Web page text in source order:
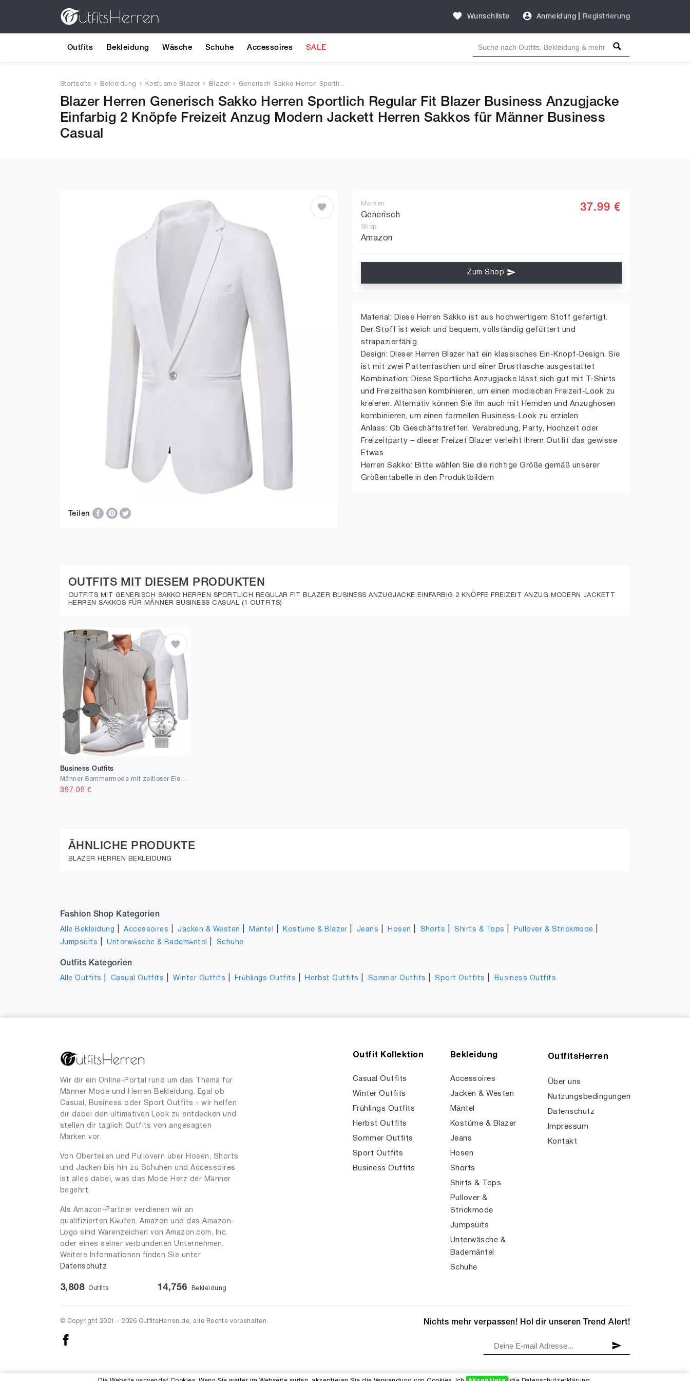
Wunschliste Anmeldung Registrierung
Outfits Bekleidung Wäsche Schuhe Accessoires SALE
Startseite Bekleidung Kostueme Blazer Blazer Generisch Sakko Herren Sportli...
Blazer Herren Generisch Sakko Herren Sportlich Regular Fit Blazer Business Anzugjacke
Einfarbig 2 Knöpfe Freizeit Anzug Modern Jackett Herren Sakkos für Männer Business
Casual
Teilen
Marken
Generisch
Shop
Amazon
37.99 €
Zum Shop
Material: Diese Herren Sakko ist aus hochwertigem Stoff gefertigt.
Der Stoff ist weich und bequem, vollständig gefüttert und
strapazierfähig
Design: Dieser Herren Blazer hat ein klassisches Ein-Knopf-Design. Sie
ist mit zwei Pattentaschen und einer Brusttasche ausgestattet
Kombination: Diese Sportliche Anzugjacke lässt sich gut mit T-Shirts
und Freizeithosen kombinieren, um einen modischen Freizeit-Look zu
kreieren. Alternativ können Sie ihn auch mit Hemden und Anzughosen
kombinieren, um einen formellen Business-Look zu erzielen
Anlass: Ob Geschäftstreffen, Verabredung, Party, Hochzeit oder
Freizeitparty – dieser Freizet Blazer verleiht Ihrem Outfit das gewisse
Etwas
Herren Sakko: Bitte wählen Sie die richtige Größe gemäß unserer
Größentabelle in den Produktbildern
OUTFITS MIT DIESEM PRODUKTEN
OUTFITS MIT GENERISCH SAKKO HERREN SPORTLICH REGULAR FIT BLAZER BUSINESS ANZUGJACKE EINFARBIG 2 KNÖPFE FREIZEIT ANZUG MODERN JACKETT
HERREN SAKKOS FÜR MÄNNER BUSINESS CASUAL (1 OUTFITS)
Business Outfits
397.09 €
ÄHNLICHE PRODUKTE
BLAZER HERREN BEKLEIDUNG
Fashion Shop Kategorien
Alle Bekleidung |Accessoires |Jacken & Westen Mäntel Kostüme & Blazer Jeans Hosen Shorts |Shirts & Tops Pullover & Strickmode
Jumpsuits |Unterwäsche & Bademäntel Schuhe
Outfits Kategorien
Alle Outfits Casual Outfits |Winter Outfits Frühlings Outfits Herbst Outfits Sommer Outfits |Sport Outfits Business Outfits
Wir dir ein Online-Portal rund um das Thema für
Männer Mode und Herren Bekleidung. Egal ob
Casual, Business oder Sport Outfits - wir helfen
dir dabei den ultimativen Look zu entdecken und
stellen dir täglich Outfits von angesagten
Marken vor.
Von Oberteilen und Pullovern über Hosen, Shorts
und Jacken bis hin zu Schuhen und Accessoires
ist alles dabei, was das Mode Herz der Männer
begehrt.
Als Amazon-Partner verdienen wir an
qualifizierten Käufen. Amazon und das Amazon-
Logo sind Warenzeichen von Amazon.com, Inc.
oder eines seiner verbundenen Unternehmen.
Weitere Informationen finden Sie unter
Datenschutz
3,808 Outfits 14,756 Bekleidung
Outfit Kollektion
Casual Outfits
Winter Outfits
Frühlings Outfits
Herbst Outfits
Sommer Outfits
Sport Outfits
Business Outfits
Bekleidung
Accessoires
Jacken & Westen
Mäntel
Kostüme & Blazer
Jeans
Hosen
Shorts
Shirts & Tops
Pullover &
Strickmode
Jumpsuits
Unterwäsche &
Bademäntel
Schuhe
OutfitsHerren
Über uns
Nutzungsbedingungen
Datenschutz
Impressum
Kontakt
© Copyright 2021 - 2026 OutfitsHerren.de, alle Rechte vorbehalten. Nichts mehr verpassen! Hol dir unseren Trend Alert!